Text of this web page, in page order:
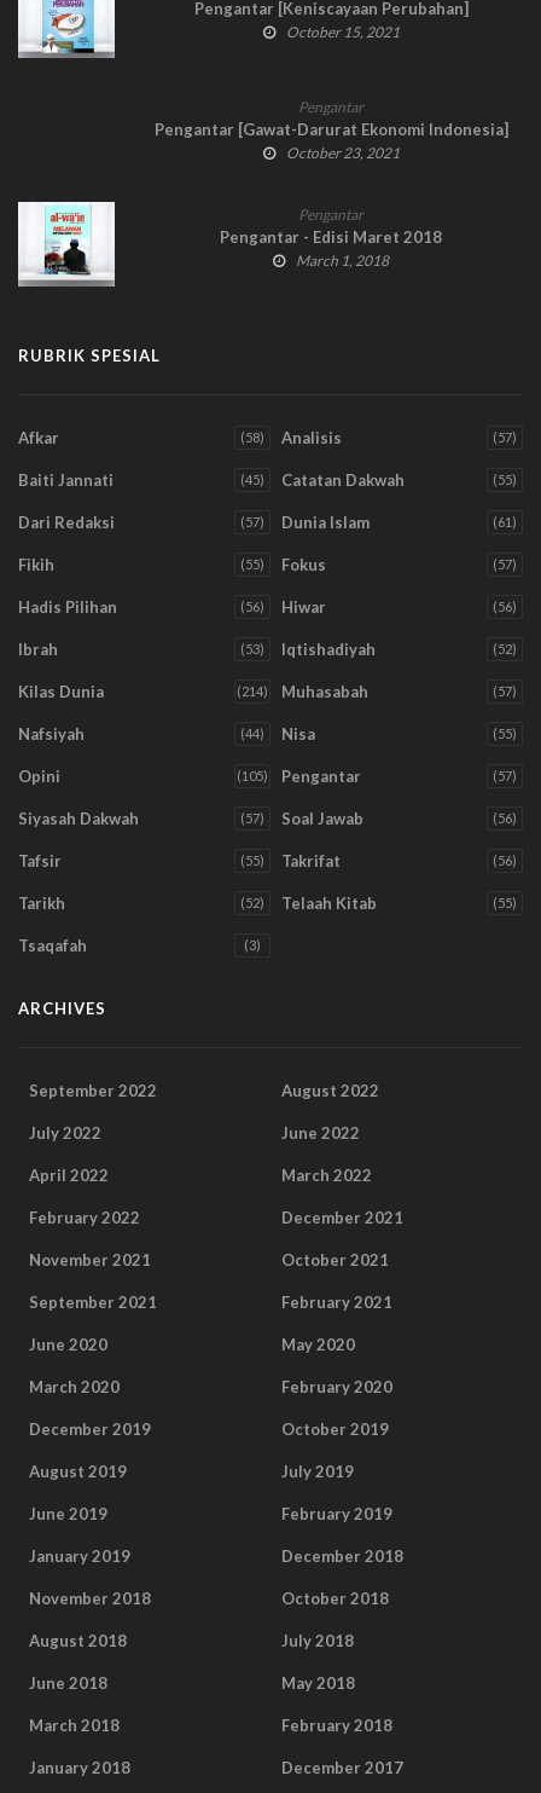
Pengantar [Keniscayaan Perubahan]
October 15, 2021
Pengantar
Pengantar [Gawat-Darurat Ekonomi Indonesia]
October 23, 2021
Pengantar
Pengantar - Edisi Maret 2018
March 1, 2018
RUBRIK SPESIAL
Afkar (58) Analisis (57)
Baiti Jannati (45) Catatan Dakwah (55)
Dari Redaksi (57) Dunia Islam (61)
Fikih (55) Fokus (57)
Hadis Pilihan (56) Hiwar (56)
Ibrah (53) Iqtishadiyah (52)
Kilas Dunia (214) Muhasabah (57)
Nafsiyah (44) Nisa (55)
Opini (105) Pengantar (57)
Siyasah Dakwah (57) Soal Jawab (56)
Tafsir (55) Takrifat (56)
Tarikh (52) Telaah Kitab (55)
Tsaqafah (3)
ARCHIVES
September 2022 August 2022
July 2022 June 2022
April 2022 March 2022
February 2022 December 2021
November 2021 October 2021
September 2021 February 2021
June 2020 May 2020
March 2020 February 2020
December 2019 October 2019
August 2019 July 2019
June 2019 February 2019
January 2019 December 2018
November 2018 October 2018
August 2018 July 2018
June 2018 May 2018
March 2018 February 2018
January 2018 December 2017